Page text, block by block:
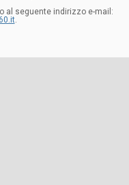
al seguente indirizzo e-mail:
.